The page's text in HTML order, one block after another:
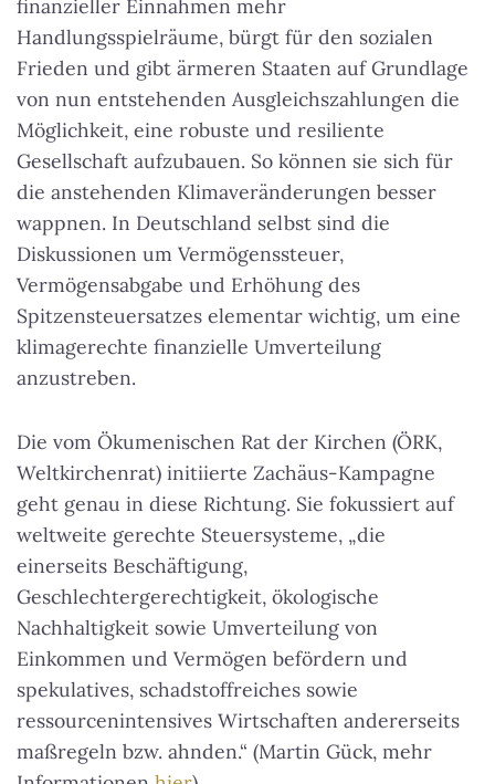
finanzieller Einnahmen mehr
Handlungsspielräume, bürgt für den sozialen
Frieden und gibt ärmeren Staaten auf Grundlage
von nun entstehenden Ausgleichszahlungen die
Möglichkeit, eine robuste und resiliente
Gesellschaft aufzubauen. So können sie sich für
die anstehenden Klimaveränderungen besser
wappnen. In Deutschland selbst sind die
Diskussionen um Vermögenssteuer,
Vermögensabgabe und Erhöhung des
Spitzensteuersatzes elementar wichtig, um eine
klimagerechte finanzielle Umverteilung
anzustreben.
Die vom Ökumenischen Rat der Kirchen (ÖRK,
Weltkirchenrat) initiierte Zachäus-Kampagne
geht genau in diese Richtung. Sie fokussiert auf
weltweite gerechte Steuersysteme, „die
einerseits Beschäftigung,
Geschlechtergerechtigkeit, ökologische
Nachhaltigkeit sowie Umverteilung von
Einkommen und Vermögen befördern und
spekulatives, schadstoffreiches sowie
ressourcenintensives Wirtschaften andererseits
maßregeln bzw. ahnden.“ (Martin Gück, mehr